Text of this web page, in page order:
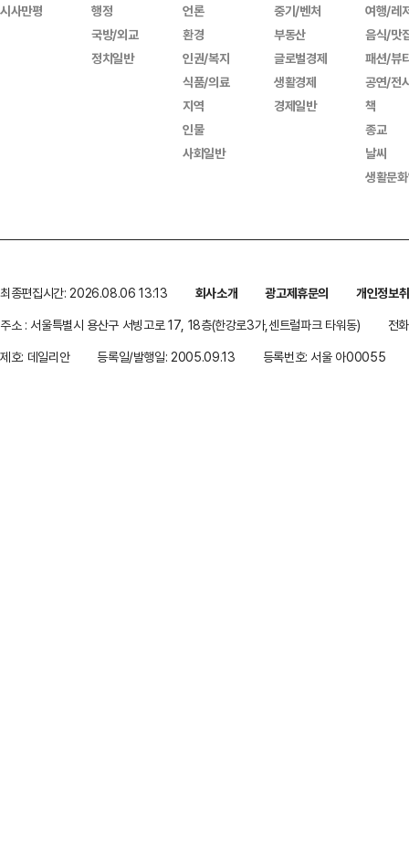
시사만평
행정
국방/외교
정치일반
언론
환경
인권/복지
식품/의료
지역
인물
사회일반
중기/벤처
부동산
글로벌경제
생활경제
경제일반
여행/레
음식/맛
패션/뷰
공연/전
책
종교
날씨
생활문
최종편집시간: 2026.08.06 13:13 회사소개 광고제휴문의
개인정보
주소 : 서울특별시 용산구 서빙고로 17, 18층(한강로3가,센트럴파크 타워동)
전
제호: 데일리안
등록일/발행일: 2005.09.13 등록번호: 서울 아00055